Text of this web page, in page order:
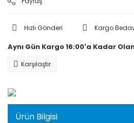
Hızlı Gönderi Kargo
Aynı Gün Kargo 16:00'a Kadar
Karşılaştır
Ürün Bilgisi